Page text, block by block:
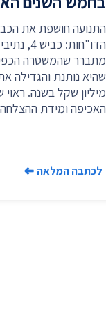
בית הנשיא
התנועה חושפת את
מתברר שהמשטרה
מיליון שקל בשנה.
האכיפה ומידת
לכתבה המלאה